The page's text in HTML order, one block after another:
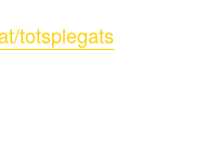
totsplegats